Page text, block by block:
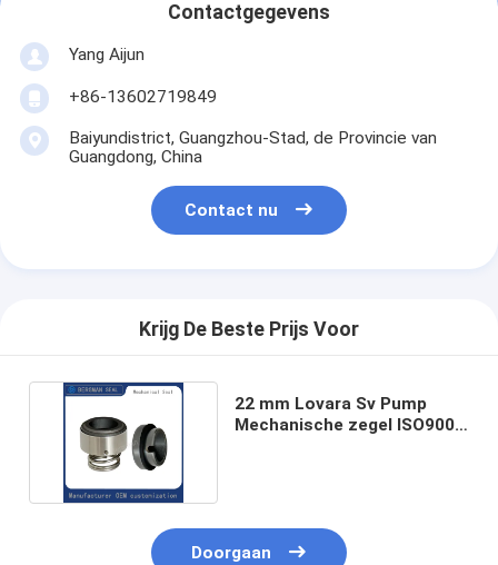
Contactgegevens
Yang Aijun
+86-13602719849
Baiyundistrict, Guangzhou-Stad, de Provincie van
Guangdong, China
Contact nu
Krijg De Beste Prijs Voor
22 mm Lovara Sv Pump
Mechanische zegel ISO9001
Doorgaan